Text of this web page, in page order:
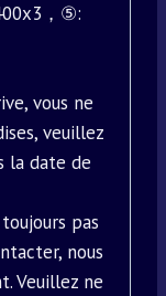
，⑤:
vous ne
veuillez
la date de
pas
nous
Veuillez ne